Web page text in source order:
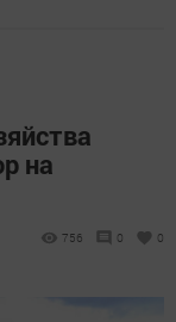
на
756 0 0